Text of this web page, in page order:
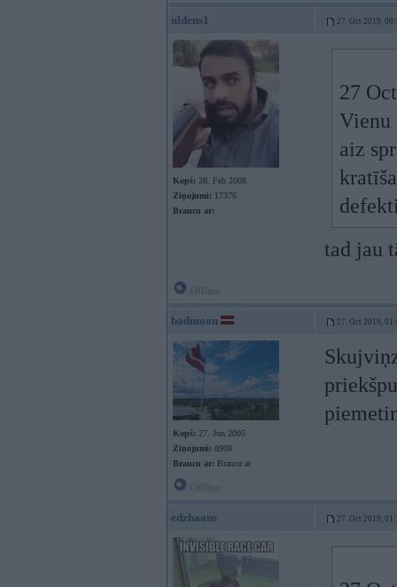
uldens1 27. Oct 2019,
Kopš: 28. Feb 2008
Ziņojumi: 17376
Braucu ar:
27
Vienu
aiz
tad jau
badmoon 27. Oct 2019,
Kopš: 27. Jun 2005
Ziņojumi: 8908
Braucu ar: Braucu ar
edzhaans 27. Oct 2019,